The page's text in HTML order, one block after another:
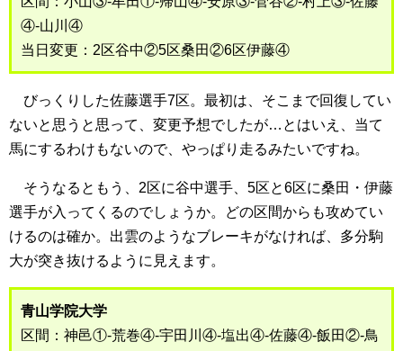
④-山川④
当日変更：2区谷中②5区桑田②6区伊藤④
びっくりした佐藤選手7区。最初は、そこまで回復してい
ないと思うと思って、変更予想でしたが…とはいえ、当て
馬にするわけもないので、やっぱり走るみたいですね。
そうなるともう、2区に谷中選手、5区と6区に桑田・伊藤
選手が入ってくるのでしょうか。どの区間からも攻めてい
けるのは確か。出雲のようなブレーキがなければ、多分駒
大が突き抜けるように見えます。
青山学院大学
区間：神邑①-荒巻④-宇田川④-塩出④-佐藤④-飯田②-鳥